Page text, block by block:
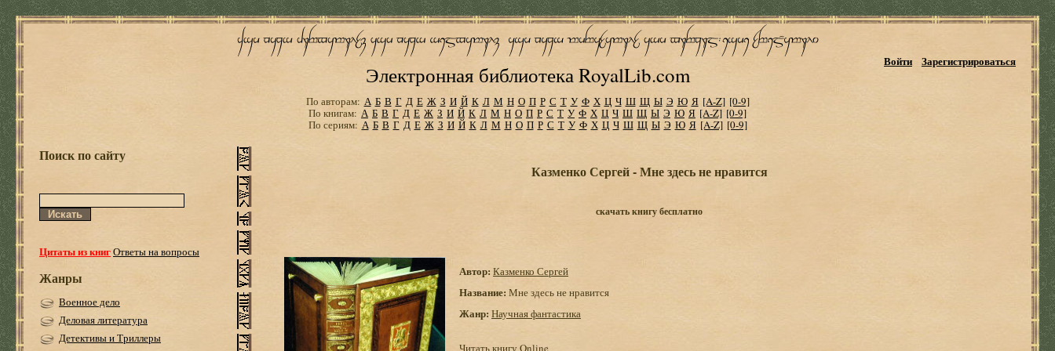
Электронная библиотека RoyalLib.com
Войти Зарегистрироваться
По авторам: А Б В Г Д Е Ж З И Й К Л М Н О П Р С Т У Ф Х Ц Ч Ш Щ Ы Э Ю Я [A-Z] [0-9]
По книгам: А Б В Г Д Е Ж З И Й К Л М Н О П Р С Т У Ф Х Ц Ч Ш Щ Ы Э Ю Я [A-Z] [0-9]
По сериям: А Б В Г Д Е Ж З И Й К Л М Н О П Р С Т У Ф Х Ц Ч Ш Щ Ы Э Ю Я [A-Z] [0-9]
Поиск по сайту
Цитаты из книгОтветы на вопросы
Жанры
Военное дело
Деловая литература
Детективы и Триллеры
Казменко Сергей - Мне здесь не нравится
скачать книгу бесплатно
Автор: Казменко Сергей
Название: Мне здесь не нравится
Жанр: Научная фантастика
Читать книгу Online